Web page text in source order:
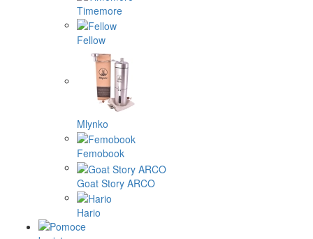
Timemore
Fellow
Mlynko
Femobook
Goat Story ARCO
Hario